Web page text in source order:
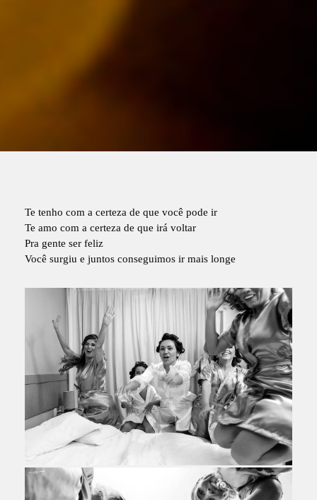
Te tenho com a certeza de que você pode ir
Te amo com a certeza de que irá voltar
Pra gente ser feliz
Você surgiu e juntos conseguimos ir mais longe